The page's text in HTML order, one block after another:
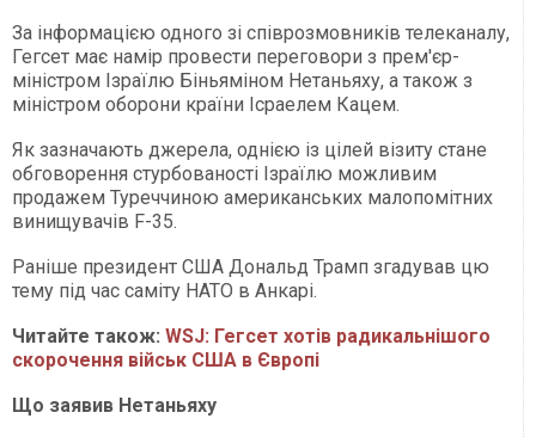
За інформацією одного зі співрозмовників телеканалу,
Гегсет має намір провести переговори з прем'єр-
міністром Ізраїлю Біньяміном Нетаньяху, а також з
міністром оборони країни Ісраелем Кацем.
Як зазначають джерела, однією із цілей візиту стане
обговорення стурбованості Ізраїлю можливим
продажем Туреччиною американських малопомітних
винищувачів F-35.
Раніше президент США Дональд Трамп згадував цю
тему під час саміту НАТО в Анкарі.
Читайте також: WSJ: Гегсет хотів радикальнішого
скорочення військ США в Європі
Що заявив Нетаньяху